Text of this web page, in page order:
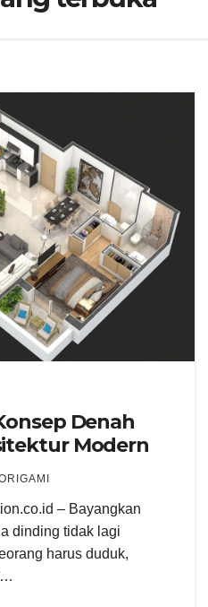
Denah
Modern
– Bayangkan
dinding tidak lagi
harus duduk,